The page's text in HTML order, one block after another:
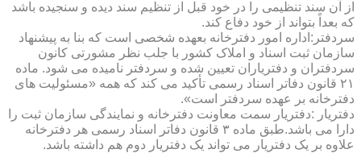
از آن سند تنظیمی را در خود قبل از تنظیم سند دیده و سنجیده باشد
که بعداً بتواند از خود دفاع کند.
سردفتر:اداره امور دفترخانه بعهده شخصی است که بنا به پیشنهاد
سازمان ثبت اسناد و املاک کشور با جلب نظر مشورتی کانون
سردفتران و دفتریاران تعیین شده و سردفتر نامیده می شود. ماده
۲۱ قانون دفاتر اسناد رسمی تأکید می کند که همه «مسئولیت های
دفترخانه بر عهده سردفتر است».
دفتریار :دفتریار سمت معاونت دفترخانه و نمایندگی سازمان ثبت را
دارا می باشد.طبق ماده ۳ قانون دفاتر اسناد رسمی هر دفترخانه
علاوه بر یک دفتریار می تواند یک دفتریار دوم هم داشته باشد.